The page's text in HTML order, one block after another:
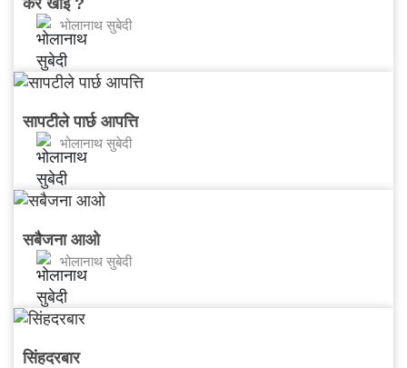
कर खोई ?
भोलानाथ सुबेदी
सापटीले पार्छ आपत्ति
भोलानाथ सुबेदी
सबैजना आओ
भोलानाथ सुबेदी
सिंहदरबार